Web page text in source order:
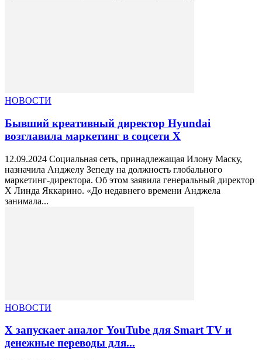
НОВОСТИ
Бывший креативный директор Hyundai
возглавила маркетинг в соцсети X
12.09.2024 Социальная сеть, принадлежащая Илону Маску,
назначила Анджелу Зепеду на должность глобального
маркетинг-директора. Об этом заявила генеральный директор
X Линда Яккарино. «До недавнего времени Анджела
занимала...
НОВОСТИ
Х запускает аналог YouTube для Smart TV и
денежные переводы для...